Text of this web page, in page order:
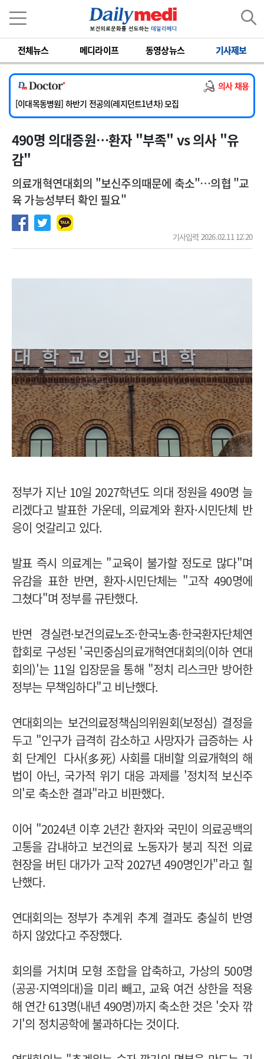
전체뉴스 메디라이프 동영상뉴스 기사제보
의사 채용
[서울아산병원] 2026년 하반기 인턴 모집
[영남대학교의료원] 마취통증의학과 임기제 임상의사 채용
[충남대학교병원] 소아청소년과(소아응급전담) 계약직 의사 공개채용
[동부병원] 계약직(응급의학과 전문의) 직원모집
[이대목동병원] 하반기 전공의(레지던트1년차) 모집
[서울아산병원] 2026년 하반기 인턴 모집
[영남대학교의료원] 마취통증의학과 임기제 임상의사 채용
490명 의대증원…환자 "부족" vs 의사 "유
감"
의료개혁연대회의 "보신주의때문에 축소"…의협 "교
육 가능성부터 확인 필요"
기사입력 2026.02.11 12:20
정부가 지난 10일 2027학년도 의대 정원을 490명 늘
리겠다고 발표한 가운데, 의료계와 환자·시민단체 반
응이 엇갈리고 있다.
발표 즉시 의료계는 "교육이 불가할 정도로 많다"며
유감을 표한 반면, 환자·시민단체는 "고작 490명에
그쳤다"며 정부를 규탄했다.
반면 경실련·보건의료노조·한국노총·한국환자단체연
합회로 구성된 '국민중심의료개혁연대회의(이하 연대
회의)'는 11일 입장문을 통해 "정치 리스크만 방어한
정부는 무책임하다"고 비난했다.
연대회의는 보건의료정책심의위원회(보정심) 결정을
두고 "인구가 급격히 감소하고 사망자가 급증하는 사
회 단계인 다사(多死) 사회를 대비할 의료개혁의 해
법이 아닌, 국가적 위기 대응 과제를 '정치적 보신주
의'로 축소한 결과"라고 비판했다.
이어 "2024년 이후 2년간 환자와 국민이 의료공백의
고통을 감내하고 보건의료 노동자가 붕괴 직전 의료
현장을 버틴 대가가 고작 2027년 490명인가"라고 힐
난했다.
연대회의는 정부가 추계위 추계 결과도 충실히 반영
하지 않았다고 주장했다.
회의를 거치며 모형 조합을 압축하고, 가상의 500명
(공공·지역의대)을 미리 빼고, 교육 여건 상한을 적용
해 연간 613명(내년 490명)까지 축소한 것은 '숫자 깎
기'의 정치공학에 불과하다는 것이다.